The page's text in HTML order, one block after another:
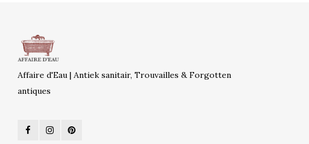
Affaire d'Eau | Antiek sanitair, Trouvailles & Forgotten
antiques